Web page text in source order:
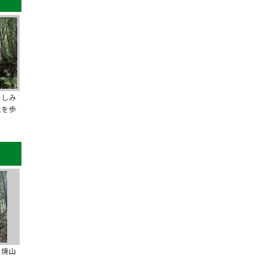
み
歩
山